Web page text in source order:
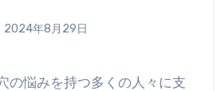
2024年8月29日